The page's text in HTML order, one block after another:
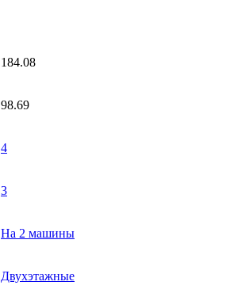
184.08
98.69
4
3
На 2 машины
Двухэтажные